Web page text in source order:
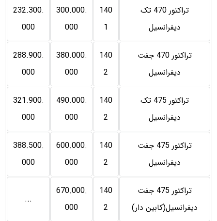
تراکتور 470 تک
دیفرانسیل
140
1
300.000.
000
232.300.
000
تراکتور 470 جفت
دیفرانسیل
140
2
380.000.
000
288.900.
000
تراکتور 475 تک
دیفرانسیل
140
2
490.000.
000
321.900.
000
تراکتور 475 جفت
دیفرانسیل
140
2
600.000.
000
388.500.
000
تراکتور 475 جفت
دیفرانسیل(کابین دار)
140
2
670.000.
000
...